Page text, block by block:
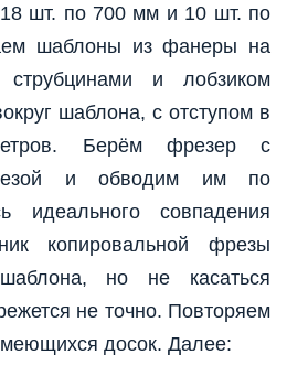
шт. по 700 мм и 10 шт. по
шаблоны из фанеры на
и лобзиком
шаблона, с отступом в
Берём фрезер с
и обводим им по
идеального совпадения
копировальной фрезы
но не касаться
не точно. Повторяем
досок. Далее: